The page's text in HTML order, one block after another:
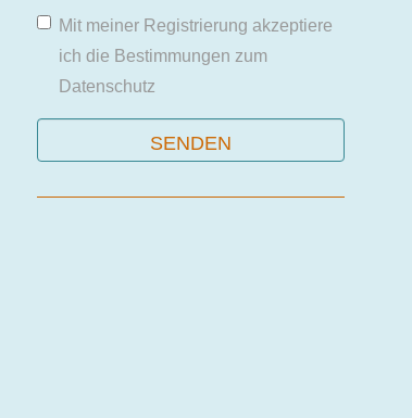
Mit meiner Registrierung akzeptiere
ich die Bestimmungen zum
Datenschutz